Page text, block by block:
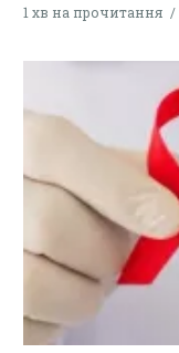
1 хв на прочитання